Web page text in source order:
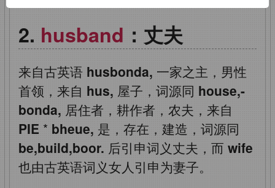
husband ：丈夫
来自古英语 husbonda, 一家之主，男性
首领，来自 hus, 屋子，词源同 house,-
bonda, 居住者，耕作者，农夫，来自
PIE * bheue, 是，存在，建造，词源同
be,build,boor. 后引申词义丈夫，而 wife
也由古英语词义女人引申为妻子。